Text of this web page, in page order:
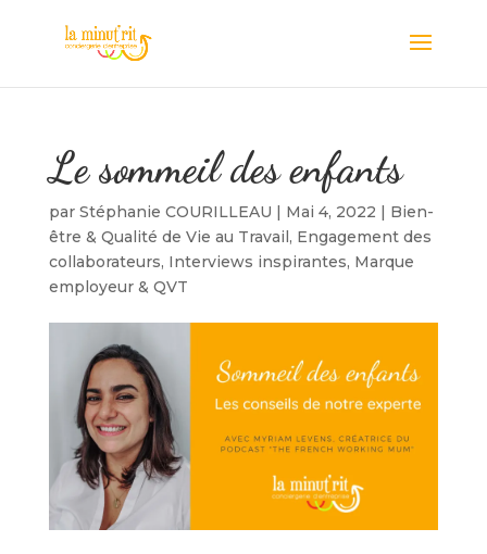
Le sommeil des enfants
par Stéphanie COURILLEAU | Mai 4, 2022 | Bien-
être & Qualité de Vie au Travail, Engagement des
collaborateurs, Interviews inspirantes, Marque
employeur & QVT